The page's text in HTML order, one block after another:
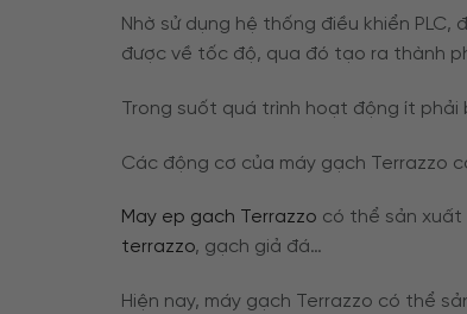
Nhờ sử dụng hệ thống điều khiển
được về tốc độ, qua đó tạo ra thành
Trong suốt quá trình hoạt động ít
Các động cơ của máy gạch Terrazzo
May ep gach Terrazzo có thể sản xuất
terrazzo, gạch giả đá…
Hiện nay, máy gạch Terrazzo có thể